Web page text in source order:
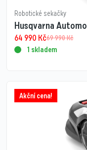
Robotické sekačky
Husqvarna
69 990Kč
64 990 Kč
1 skladem
Akční cena!